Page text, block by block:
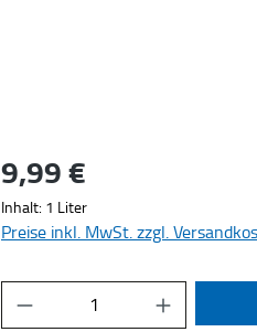
Regulärer Preis:
9,99 €
Inhalt: 1 Liter
Preise inkl. MwSt. zzgl.
Produkt Anzahl: Gib